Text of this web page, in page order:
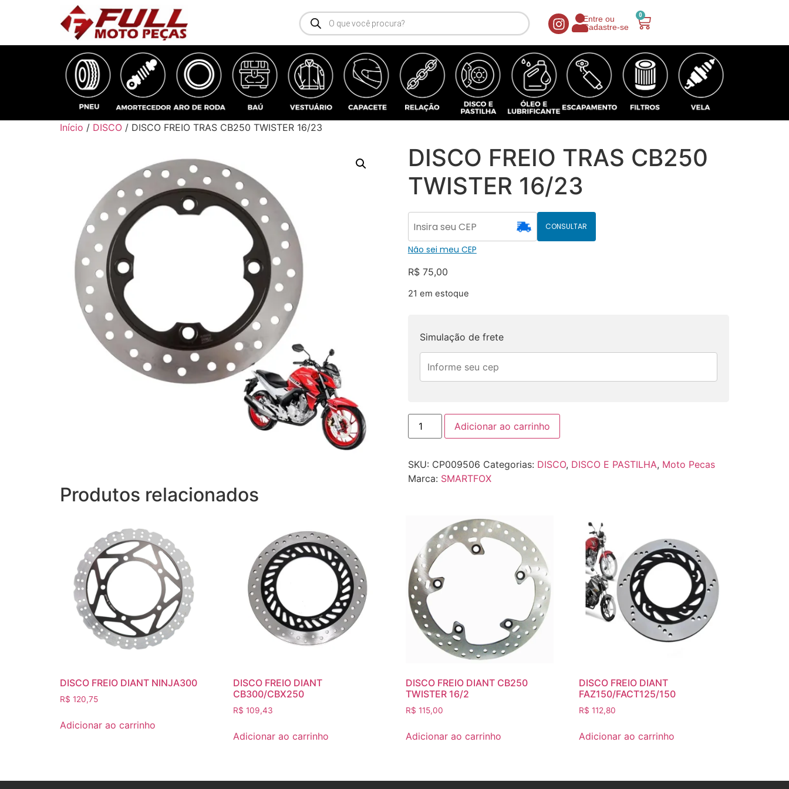
Entre ou
Cadastre-se
0
Início / DISCO / DISCO FREIO TRAS CB250 TWISTER 16/23
DISCO FREIO TRAS CB250
TWISTER 16/23
CONSULTAR
Não sei meu CEP
R$75,00
21 em estoque
Simulação de frete
Adicionar ao carrinho
SKU: CP009506 Categorias: DISCO, DISCO E PASTILHA, Moto Pecas
Marca: SMARTFOX
Produtos relacionados
DISCO FREIO DIANT NINJA300
R$ 120,75
Adicionar ao carrinho
DISCO FREIO DIANT
CB300/CBX250
R$ 109,43
Adicionar ao carrinho
DISCO FREIO DIANT CB250
TWISTER 16/2
R$ 115,00
Adicionar ao carrinho
DISCO FREIO DIANT
FAZ150/FACT125/150
R$ 112,80
Adicionar ao carrinho